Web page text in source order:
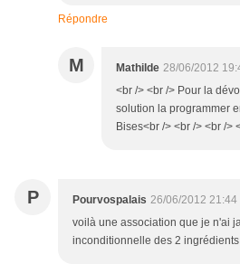
Répondre
M Mathilde 28/06/2012
<br /> <br /> Pour la
solution la programmer
Bises<br /> <br /> <br />
P Pourvospalais 26/06/2012 21:44
voilà une association que je n'ai
inconditionnelle des 2 ingrédients